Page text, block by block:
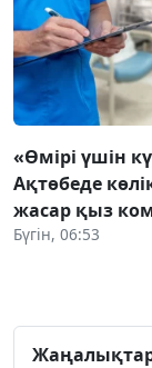
«Өмірі үшін
Ақтөбеде
жасар қыз
Бүгін, 06:53